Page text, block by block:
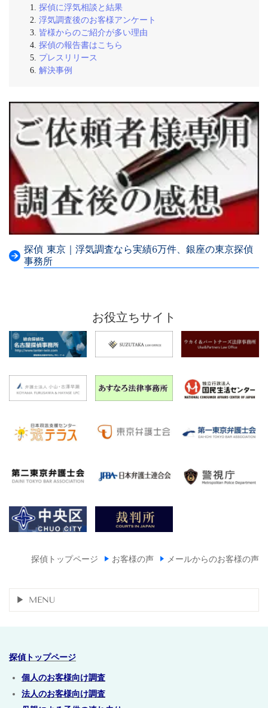
探偵に浮気相談と結果
浮気調査後のお客様アンケート
皆様からのご紹介が多い理由
探偵の報告書はこちら
プレスリリース
解決事例
探偵 東京｜浮気調査なら実績6万件、銀座の東京探偵
事務所
お役立ちサイト
探偵トップページ お客様の声 メールからのお客様の声
MENU
探偵トップページ
個人のお客様向け調査
法人のお客様向け調査